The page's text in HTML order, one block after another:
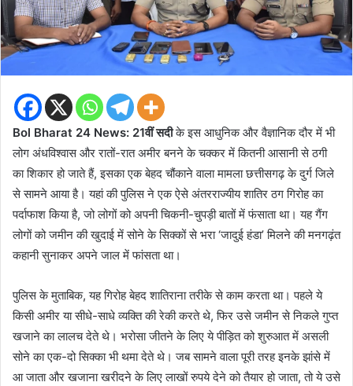
Bol Bharat 24 News: 21वीं सदीके इस आधुनिक और वैज्ञानिक दौर में भी
लोग अंधविश्वास और रातों-रात अमीर बनने के चक्कर में कितनी आसानी से ठगी
का शिकार हो जाते हैं, इसका एक बेहद चौंकाने वाला मामला छत्तीसगढ़ के दुर्ग जिले
से सामने आया है। यहां की पुलिस ने एक ऐसे अंतरराज्यीय शातिर ठग गिरोह का
पर्दाफाश किया है, जो लोगों को अपनी चिकनी-चुपड़ी बातों में फंसाता था। यह गैंग
लोगों को जमीन की खुदाई में सोने के सिक्कों से भरा ‘जादुई हंडा’ मिलने की मनगढ़ंत
कहानी सुनाकर अपने जाल में फांसता था।
पुलिस के मुताबिक, यह गिरोह बेहद शातिराना तरीके से काम करता था। पहले ये
किसी अमीर या सीधे-साधे व्यक्ति की रेकी करते थे, फिर उसे जमीन से निकले गुप्त
खजाने का लालच देते थे। भरोसा जीतने के लिए ये पीड़ित को शुरुआत में असली
सोने का एक-दो सिक्का भी थमा देते थे। जब सामने वाला पूरी तरह इनके झांसे में
आ जाता और खजाना खरीदने के लिए लाखों रुपये देने को तैयार हो जाता, तो ये उसे